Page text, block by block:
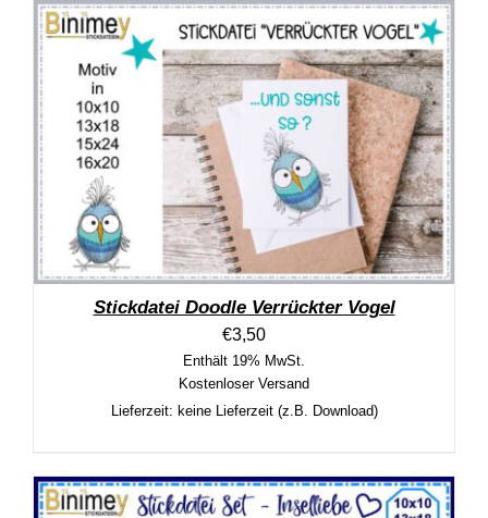
Stickdatei Doodle Verrückter Vogel
€3,50
Enthält 19% MwSt.
Kostenloser Versand
Lieferzeit: keine Lieferzeit (z.B. Download)